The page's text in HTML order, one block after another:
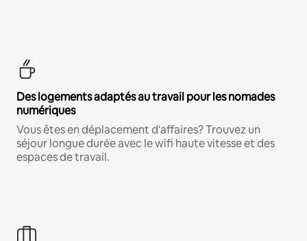
Des logements adaptés au travail pour les nomades
numériques
Vous êtes en déplacement d'affaires? Trouvez un
séjour longue durée avec le wifi haute vitesse et des
espaces de travail.